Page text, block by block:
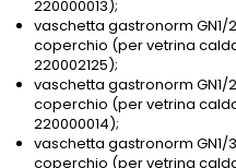
220000013);
vaschetta gastronorm GN1/
coperchio (per vetrina
220002125);
vaschetta gastronorm GN1/
coperchio (per vetrina
220000014);
vaschetta gastronorm GN1/3
coperchio (per vetrina